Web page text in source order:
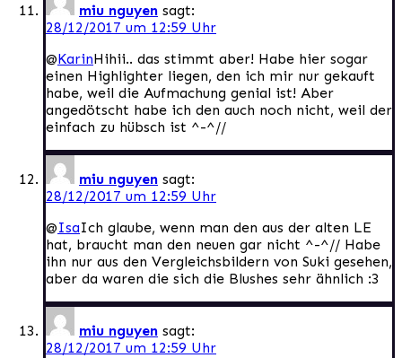
miu nguyen sagt:
28/12/2017 um 12:59 Uhr
@KarinHihii.. das stimmt aber! Habe hier sogar
einen Highlighter liegen, den ich mir nur gekauft
habe, weil die Aufmachung genial ist! Aber
angedötscht habe ich den auch noch nicht, weil der
einfach zu hübsch ist ^-^//
miu nguyen sagt:
28/12/2017 um 12:59 Uhr
@IsaIch glaube, wenn man den aus der alten LE
hat, braucht man den neuen gar nicht ^-^// Habe
ihn nur aus den Vergleichsbildern von Suki gesehen,
aber da waren die sich die Blushes sehr ähnlich :3
miu nguyen sagt:
28/12/2017 um 12:59 Uhr